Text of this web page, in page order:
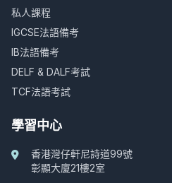
私人課程
IGCSE法語備考
IB法語備考
DELF & DALF考試
TCF法語考試
學習中心
香港灣仔軒尼詩道99號
彰顯大廈21樓2室